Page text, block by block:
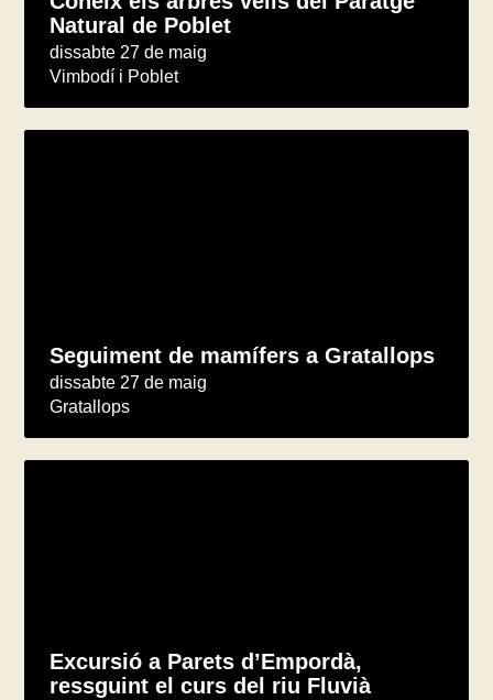
Natural de Poblet
dissabte 27 de maig
Vimbodí i Poblet
Seguiment de mamífers a Gratallops
dissabte 27 de maig
Gratallops
Excursió a Parets d’Empordà,
ressguint el curs del riu Fluvià